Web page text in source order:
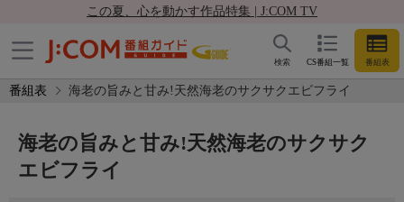
この夏、心を動かす作品特集 | J:COM TV
CS番組一覧 番組表
検索
番組表 海老の旨みと甘み!天然海老のサクサクエビフライ
海老の旨みと甘み!天然海老のサクサク
エビフライ